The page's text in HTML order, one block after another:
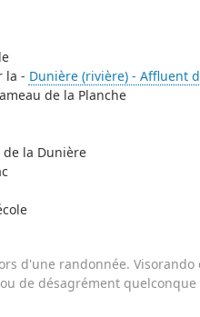
la - Dunière (rivière) - Affluent
de la Planche
la Dunière
d'une randonnée.
de désagrément